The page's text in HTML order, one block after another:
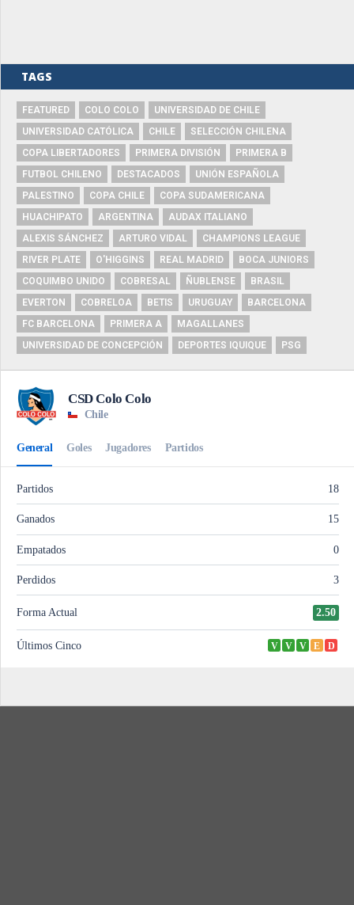
TAGS
FEATURED COLO COLO
UNIVERSIDAD DE CHILE
UNIVERSIDAD CATÓLICA
CHILE
SELECCIÓN CHILENA
COPA LIBERTADORES
PRIMERA DIVISIÓN
PRIMERA B
FUTBOL CHILENO
DESTACADOS
UNIÓN ESPAÑOLA
PALESTINO
COPA CHILE
COPA SUDAMERICANA
HUACHIPATO
ARGENTINA
AUDAX ITALIANO
ALEXIS SÁNCHEZ
ARTURO VIDAL
CHAMPIONS LEAGUE
RIVER PLATE
O'HIGGINS REAL MADRID
BOCA JUNIORS
COQUIMBO UNIDO
COBRESAL ÑUBLENSE
BRASIL
EVERTON
COBRELOA BETIS URUGUAY
BARCELONA
FC BARCELONA
PRIMERA A
MAGALLANES
UNIVERSIDAD DE CONCEPCIÓN
DEPORTES IQUIQUE PSG